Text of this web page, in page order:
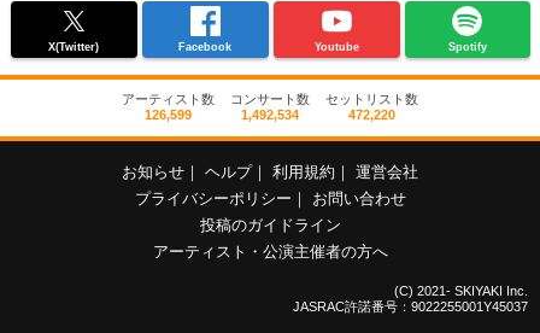
X(Twitter) Facebook Youtube Spotify
アーティスト数
126,599
コンサート数
1,492,534
セットリスト数
472,220
お知らせ ヘルプ 利用規約
運営会社
プライバシーポリシー
お問い合わせ
投稿のガイドライン
アーティスト・公演主催者の方へ
(C) 2021- SKIYAKI Inc.
JASRAC許諾番号：9022255001Y45037